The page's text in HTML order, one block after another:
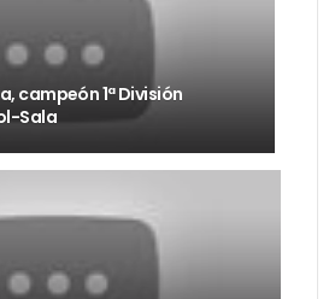
campeón 1ª División
Sala